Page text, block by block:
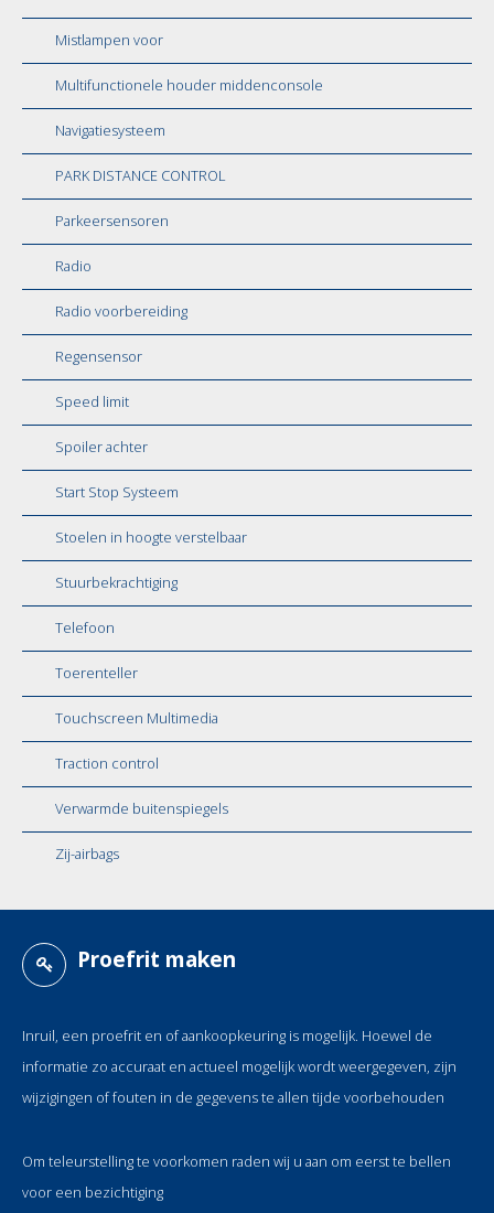
Mistlampen voor
Multifunctionele houder middenconsole
Navigatiesysteem
PARK DISTANCE CONTROL
Parkeersensoren
Radio
Radio voorbereiding
Regensensor
Speed limit
Spoiler achter
Start Stop Systeem
Stoelen in hoogte verstelbaar
Stuurbekrachtiging
Telefoon
Toerenteller
Touchscreen Multimedia
Traction control
Verwarmde buitenspiegels
Zij-airbags
Proefrit maken
Inruil, een proefrit en of aankoopkeuring is mogelijk. Hoewel de
informatie zo accuraat en actueel mogelijk wordt weergegeven, zijn
wijzigingen of fouten in de gegevens te allen tijde voorbehouden
Om teleurstelling te voorkomen raden wij u aan om eerst te bellen
voor een bezichtiging